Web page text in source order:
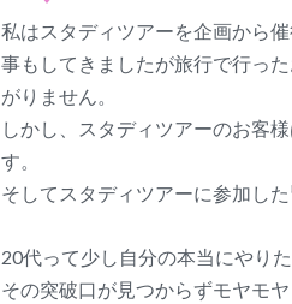
私はスタディツアーを企画から
事もしてきましたが旅行で行っ
がりません。
しかし、スタディツアーのお客
す。
そしてスタディツアーに参加し
20代って少し自分の本当にやり
その突破口が見つからずモヤモ